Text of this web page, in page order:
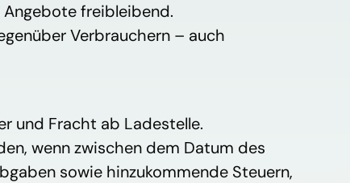
freibleibend.
Verbrauchern – auch
und Fracht ab Ladestelle.
wenn zwischen dem Datum des
sowie hinzukommende Steuern,